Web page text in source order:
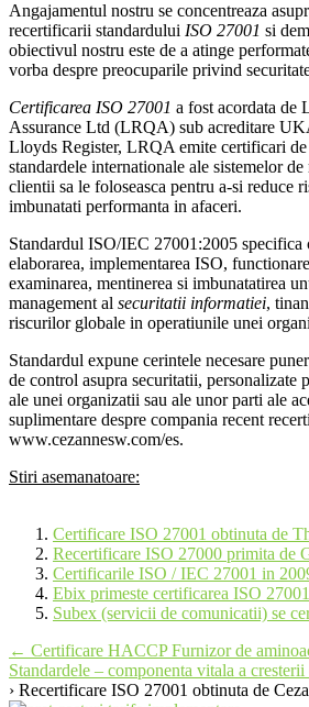
Angajamentul nostru se concentreaza
recertificarii standardului ISO 27001 si
obiectivul nostru este de a atinge
vorba despre preocuparile privind
Certificarea ISO 27001 a fost acordata de
Assurance Ltd (LRQA) sub acreditare
Lloyds Register, LRQA emite certificari
standardele internationale ale sistemelor de
clientii sa le foloseasca pentru a-si reduce
imbunatati performanta in afaceri.
Standardul ISO/IEC 27001:2005 specifica
elaborarea, implementarea ISO,
examinarea, mentinerea si imbunatatirea
management al securitatii informatiei,
riscurilor globale in operatiunile unei
Standardul expune cerintele necesare
de control asupra securitatii, personalizate
ale unei organizatii sau ale unor parti ale
suplimentare despre compania recent
www.cezannesw.com/es.
Stiri asemanatoare:
Certificare ISO 27001 obtinuta de
Recertificare ISO 27000 primita de
Certificarile ISO / IEC 27001 in
Ebix primeste certificarea ISO 27001
Subex (servicii de comunicatii) se
Post
navigation
← Certificare HACCP Furnizor de
Standardele – componenta vitala a
› Recertificare ISO 27001 obtinuta de